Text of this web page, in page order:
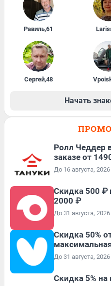
Равиль,61
Сергей,48
Начать
Ролл Чеддер
заказе от
До 16 августа, 2026
Скидка 500 ₽
2000 ₽
До 31 августа, 2026
Скидка 50%
До 31 августа, 2026
Скидка 5% на